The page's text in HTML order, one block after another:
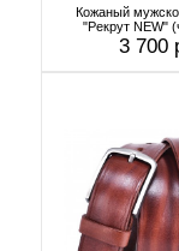
Кожаный
"Рекрут NEW"
3 700